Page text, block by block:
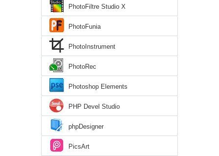
PhotoFiltre Studio X
PhotoFunia
PhotoInstrument
PhotoRec
Photoshop Elements
PHP Devel Studio
phpDesigner
PicsArt